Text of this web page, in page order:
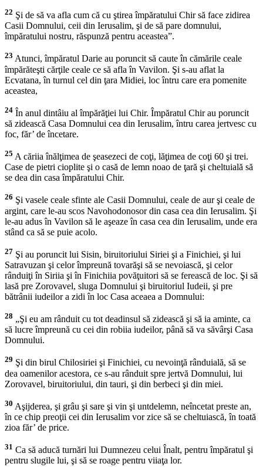
22 Şi de să va afla cum că cu ştirea împăratului Chir să face zidirea
Casii Domnului, ceii din Ierusalim, şi de să pare domnului,
împăratului nostru, răspunză pentru aceastea”.
23 Atunci, împăratul Darie au poruncit să caute în cămările ceale
împărăteşti cărţile ceale ce să afla în Vavilon. Şi s-au aflat la
Ecvatana, în turnul cel din ţara Midiei, loc întru care era pomenite
aceastea,
24 În anul dintâiu al împărăţiei lui Chir. Împăratul Chir au poruncit
să zidească Casa Domnului cea din Ierusalim, întru carea jertvesc cu
foc, făr’ de încetare.
25 A căriia înălţimea de şeasezeci de coţi, lăţimea de coţi 60 şi trei.
Case de pietri cioplite şi o casă de lemn noao de ţară şi cheltuială să
se dea din casa împăratului Chir.
26 Şi vasele ceale sfinte ale Casii Domnului, ceale de aur şi ceale de
argint, care le-au scos Navohodonosor din casa cea din Ierusalim. Şi
le-au adus în Vavilon să le aşeaze în casa cea din Ierusalim, unde era
stând ca să se puie acolo.
27 Şi au poruncit lui Sisin, biruitoriului Siriei şi a Finichiei, şi lui
Satravuzan şi celor împreună tovarăşi să se nevoiască, şi celor
rânduiţi în Siriia şi în Finichiia povăţuitori să se ferească de loc. Şi să
lasă pre Zorovavel, sluga Domnului şi biruitoriul Iudeii, şi pre
bătrânii iudeilor a zidi în loc Casa aceaea a Domnului:
28 „Şi eu am rânduit cu tot deadinsul să zidească şi să ia aminte, ca
să lucre împreună cu cei din robiia iudeilor, până să va săvârşi Casa
Domnului.
29 Şi din birul Chilosiriei şi Finichiei, cu nevoinţă rânduială, să se
dea oamenilor acestora, ce s-au rânduit spre jertvă Domnului, lui
Zorovavel, biruitoriului, din tauri, şi din berbeci şi din miei.
30 Aşijderea, şi grâu şi sare şi vin şi untdelemn, neîncetat preste an,
în ce chip preoţii cei din Ierusalim vor zice să se cheltuiască, în toată
zioa făr’ de price.
31 Ca să aducă turnări lui Dumnezeu celui Înalt, pentru împăratul şi
pentru slugile lui, şi să se roage pentru viiaţa lor.